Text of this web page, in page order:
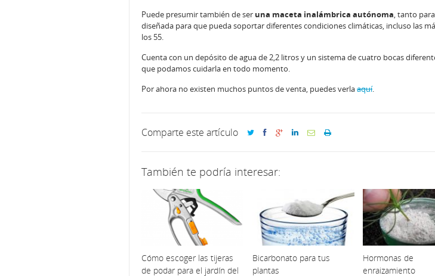
Puede presumir también de ser una maceta inalámbrica autónoma, tanto
diseñada para que pueda soportar diferentes condiciones climáticas, incluso las
los 55.
Cuenta con un depósito de agua de 2,2 litros y un sistema de cuatro bocas
que podamos cuidarla en todo momento.
Por ahora no existen muchos puntos de venta, puedes verlaaquí.
Comparte este artículo
También te podría interesar:
Cómo escoger las tijeras
de podar para el jardín del
Bicarbonato para tus
plantas
Hormonas de
enraizamiento